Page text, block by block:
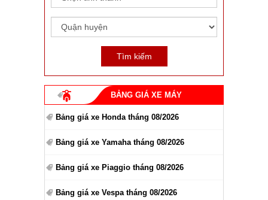
BẢNG GIÁ XE MÁY
Bảng giá xe Honda tháng 08/2026
Bảng giá xe Yamaha tháng 08/2026
Bảng giá xe Piaggio tháng 08/2026
Bảng giá xe Vespa tháng 08/2026